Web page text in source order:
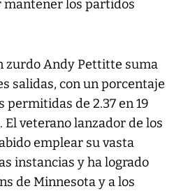
mantener los partidos
zurdo Andy Pettitte suma
salidas, con un porcentaje
de 2.37 en 19
veterano lanzador de los
emplear su vasta
instancias y ha logrado
de Minnesota y a los